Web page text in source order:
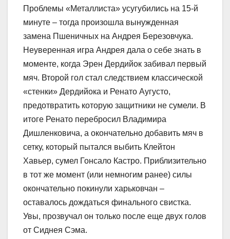
Проблемы «Металлиста» усугубились на 15-й
минуте – тогда произошла вынужденная
замена Пшеничных на Андрея Березовчука.
Неуверенная игра Андрея дала о себе знать в
моменте, когда Эрен Дердийок забивал первый
мяч. Второй гол стал следствием классической
«стенки» Дердийока и Ренато Аугусто,
предотвратить которую защитники не сумели. В
итоге Ренато перебросил Владимира
Дишленковича, а окончательно добавить мяч в
сетку, который пытался выбить Клейтон
Хавьер, сумел Гонсало Кастро. Приблизительно
в тот же момент (или немногим ранее) силы
окончательно покинули харьковчан –
оставалось дождаться финального свистка.
Увы, прозвучал он только после еще двух голов
от Сиднея Сэма.